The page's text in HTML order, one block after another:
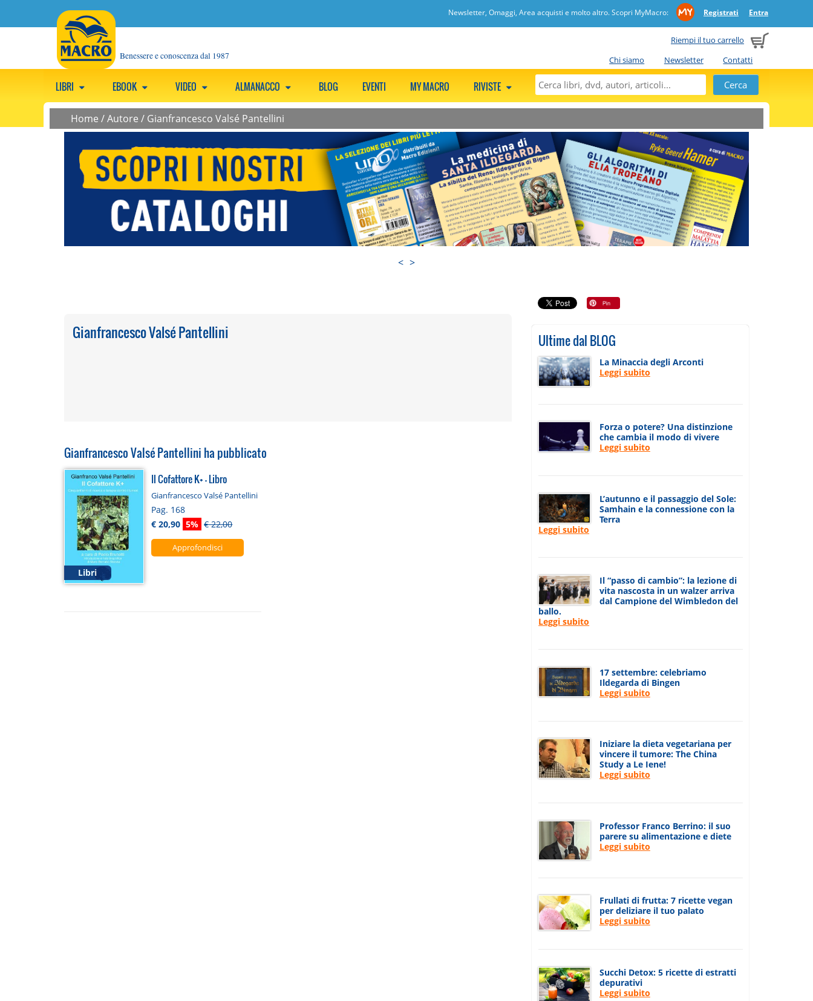
Newsletter, Omaggi, Area acquisti e molto altro. Scopri MyMacro: Registrati Entra
Riempi il tuo carrello
Chi siamo
Newsletter Contatti
Benessere e conoscenza dal 1987
LIBRI EBOOK VIDEO ALMANACCO BLOG EVENTI MY MACRO RIVISTE
Home /Autore / Gianfrancesco Valsé Pantellini
< >
Gianfrancesco Valsé Pantellini
Gianfrancesco Valsé Pantellini ha pubblicato
Libri
Il Cofattore K+ - Libro
Gianfrancesco Valsé Pantellini
Pag. 168
€ 20,90 5% € 22,00
Approfondisci
Ultime dal BLOG
La Minaccia degli Arconti
Leggi subito
Forza o potere? Una distinzione
che cambia il modo di vivere
Leggi subito
L’autunno e il passaggio del Sole:
Samhain e la connessione con la
Terra
Leggi subito
Il “passo di cambio”: la lezione di
vita nascosta in un walzer arriva
dal Campione del Wimbledon del
ballo.
Leggi subito
17 settembre: celebriamo
Ildegarda di Bingen
Leggi subito
Iniziare la dieta vegetariana per
vincere il tumore: The China
Study a Le Iene!
Leggi subito
Professor Franco Berrino: il suo
parere su alimentazione e diete
Leggi subito
Frullati di frutta: 7 ricette vegan
per deliziare il tuo palato
Leggi subito
Succhi Detox: 5 ricette di estratti
depurativi
Leggi subito